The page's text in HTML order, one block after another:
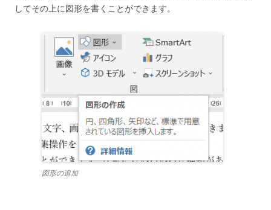
してその上に図形を書くことができます。
図形の追加